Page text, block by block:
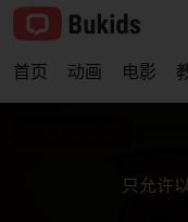
首页 动画 电影
只允许